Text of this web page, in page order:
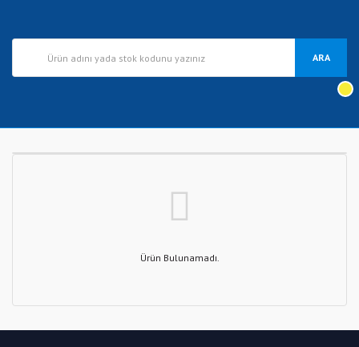
ARA
Ürün Bulunamadı.